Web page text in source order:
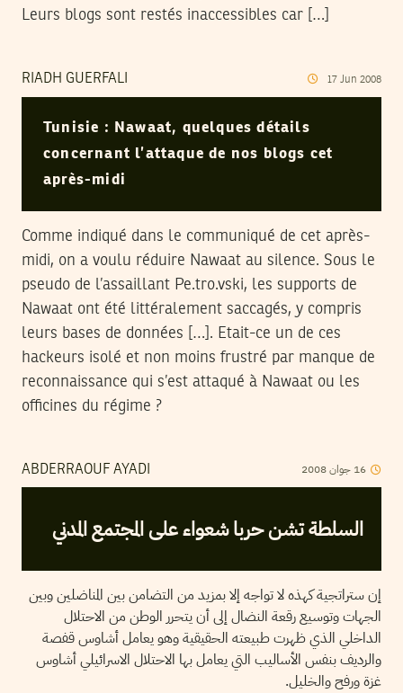
Leurs blogs sont restés inaccessibles car […]
RIADH GUERFALI 17 Jun 2008
Tunisie : Nawaat, quelques détails
concernant l’attaque de nos blogs cet
après-midi
Comme indiqué dans le communiqué de cet après-
midi, on a voulu réduire Nawaat au silence. Sous le
pseudo de l’assaillant Pe.tro.vski, les supports de
Nawaat ont été littéralement saccagés, y compris
leurs bases de données […]. Etait-ce un de ces
hackeurs isolé et non moins frustré par manque de
reconnaissance qui s’est attaqué à Nawaat ou les
officines du régime ?
ABDERRAOUF AYADI 16 جوان2008
السلطة تشن حربا شعواء على المجتمع المدني
إن ستراتجية كهذه لا تواجه إلا بمزيد من التضامن بين المناضلين وبين
الجهات وتوسيع رقعة النضال إلى أن يتحرر الوطن من الاحتلال
الداخلي الذي ظهرت طبيعته الحقيقية وهو يعامل أشاوس قفصة
والرديف بنفس الأساليب التي يعامل بها الاحتلال الاسرائيلي أشاوس
غزة ورفح والخليل.